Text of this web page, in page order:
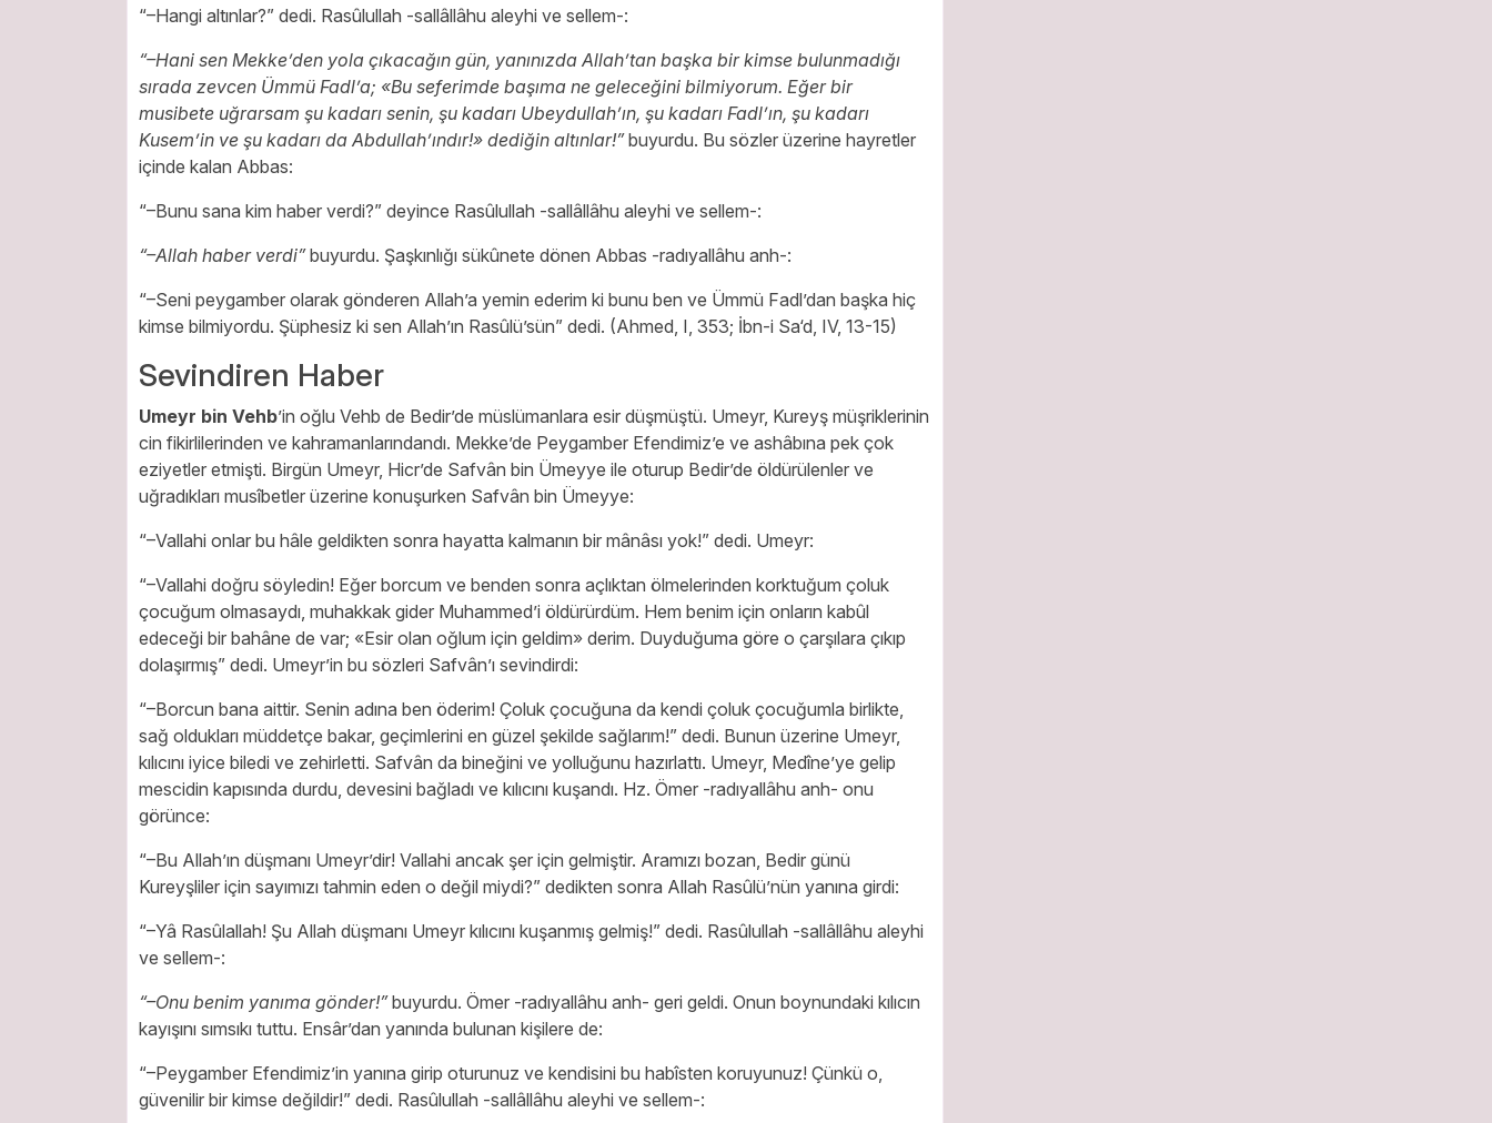
“–Hangi altınlar?” dedi. Rasûlullah -sallâllâhu aleyhi ve sellem-:
“–Hani sen Mekke’den yola çıkacağın gün, yanınızda Allah’tan başka bir kimse bulunmadığı
sırada zevcen Ümmü Fadl’a; «Bu seferimde başıma ne geleceğini bilmiyorum. Eğer bir
musibete uğrarsam şu kadarı senin, şu kadarı Ubeydullah’ın, şu kadarı Fadl’ın, şu kadarı
Kusem’in ve şu kadarı da Abdullah’ındır!» dediğin altınlar!”buyurdu. Bu sözler üzerine hayretler
içinde kalan Abbas:
“–Bunu sana kim haber verdi?” deyince Rasûlullah -sallâllâhu aleyhi ve sellem-:
“–Allah haber verdi”buyurdu. Şaşkınlığı sükûnete dönen Abbas -radıyallâhu anh-:
“–Seni peygamber olarak gönderen Allah’a yemin ederim ki bunu ben ve Ümmü Fadl’dan başka hiç
kimse bilmiyordu. Şüphesiz ki sen Allah’ın Rasûlü’sün” dedi. (Ahmed, I, 353; İbn-i Sa‘d, IV, 13-15)
Sevindiren Haber
Umeyr bin Vehb’in oğlu Vehb de Bedir’de müslümanlara esir düşmüştü. Umeyr, Kureyş müşriklerinin
cin fikirlilerinden ve kahramanlarındandı. Mekke’de Peygamber Efendimiz’e ve ashâbına pek çok
eziyetler etmişti. Birgün Umeyr, Hicr’de Safvân bin Ümeyye ile oturup Bedir’de öldürülenler ve
uğradıkları musîbetler üzerine konuşurken Safvân bin Ümeyye:
“–Vallahi onlar bu hâle geldikten sonra hayatta kalmanın bir mânâsı yok!” dedi. Umeyr:
“–Vallahi doğru söyledin! Eğer borcum ve benden sonra açlıktan ölmelerinden korktuğum çoluk
çocuğum olmasaydı, muhakkak gider Muhammed’i öldürürdüm. Hem benim için onların kabûl
edeceği bir bahâne de var; «Esir olan oğlum için geldim» derim. Duyduğuma göre o çarşılara çıkıp
dolaşırmış” dedi. Umeyr’in bu sözleri Safvân’ı sevindirdi:
“–Borcun bana aittir. Senin adına ben öderim! Çoluk çocuğuna da kendi çoluk çocuğumla birlikte,
sağ oldukları müddetçe bakar, geçimlerini en güzel şekilde sağlarım!” dedi. Bunun üzerine Umeyr,
kılıcını iyice biledi ve zehirletti. Safvân da bineğini ve yolluğunu hazırlattı. Umeyr, Medîne’ye gelip
mescidin kapısında durdu, devesini bağladı ve kılıcını kuşandı. Hz. Ömer -radıyallâhu anh- onu
görünce:
“–Bu Allah’ın düşmanı Umeyr’dir! Vallahi ancak şer için gelmiştir. Aramızı bozan, Bedir günü
Kureyşliler için sayımızı tahmin eden o değil miydi?” dedikten sonra Allah Rasûlü’nün yanına girdi:
“–Yâ Rasûlallah! Şu Allah düşmanı Umeyr kılıcını kuşanmış gelmiş!” dedi. Rasûlullah -sallâllâhu aleyhi
ve sellem-:
“–Onu benim yanıma gönder!”buyurdu. Ömer -radıyallâhu anh- geri geldi. Onun boynundaki kılıcın
kayışını sımsıkı tuttu. Ensâr’dan yanında bulunan kişilere de:
“–Peygamber Efendimiz’in yanına girip oturunuz ve kendisini bu habîsten koruyunuz! Çünkü o,
güvenilir bir kimse değildir!” dedi. Rasûlullah -sallâllâhu aleyhi ve sellem-: